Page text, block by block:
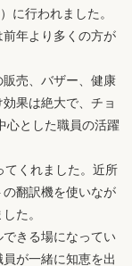
に行われました。
年より多くの方が
売、バザー、健康
果は絶大で、チョ
心とした職員の活躍
てくれました。近所
翻訳機を使いなが
た。
きる場になってい
が一緒に知恵を出